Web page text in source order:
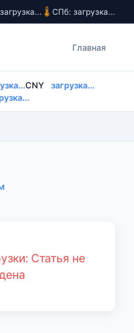
СПб: загрузка...
Главная
CNY
загрузка...
Статья не